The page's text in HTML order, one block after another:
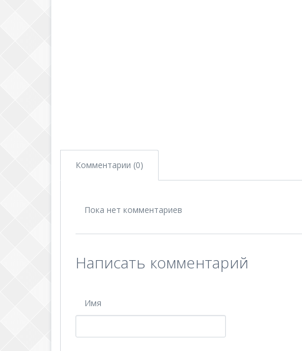
Комментарии (0)
Пока нет комментариев
Написать комментарий
Имя